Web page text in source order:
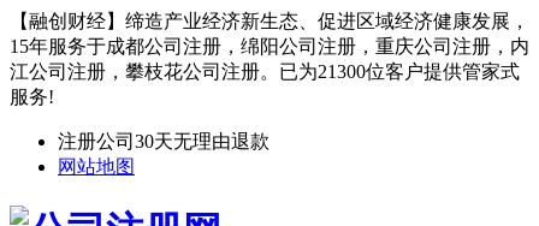
【融创财经】缔造产业经济新生态、促进区域经济健康发展，
15年服务于成都公司注册，绵阳公司注册，重庆公司注册，内
江公司注册，攀枝花公司注册。已为21300位客户提供管家式
服务!
注册公司30天无理由退款
网站地图